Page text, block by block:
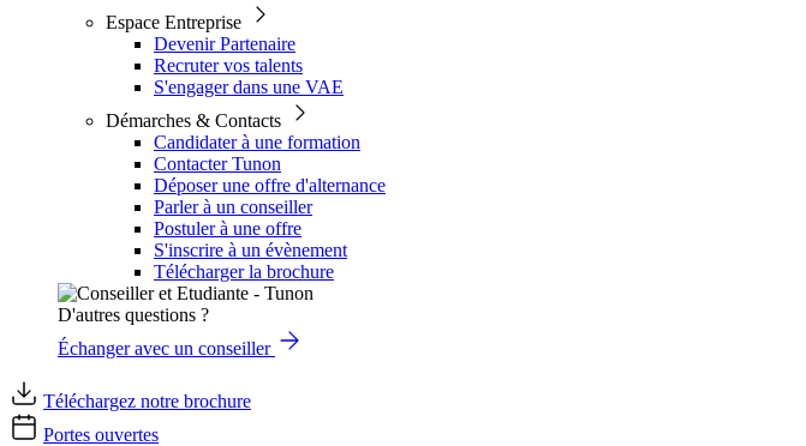
Espace Entreprise
Devenir Partenaire
Recruter vos talents
S'engager dans une VAE
Démarches & Contacts
Candidater à une formation
Contacter Tunon
Déposer une offre d'alternance
Parler à un conseiller
Postuler à une offre
S'inscrire à un évènement
Télécharger la brochure
D'autres questions ?
Échanger avec un conseiller
Téléchargez notre brochure
Portes ouvertes